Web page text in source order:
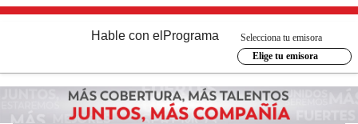
Hable con el Programa
Selecciona tu emisora
Elige tu emisora